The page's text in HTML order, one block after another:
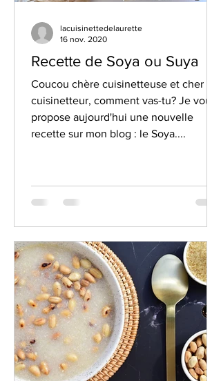
Recette de Soya ou Suya
Coucou chère cuisinetteuse et cher
cuisinetteur, comment vas-tu? Je vous
propose aujourd'hui une nouvelle
recette sur mon blog : le Soya....
lacuisinettedelaurette
16 nov. 2020